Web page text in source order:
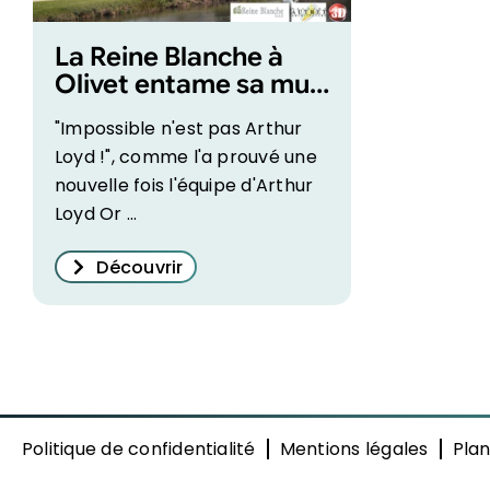
La Reine Blanche à
Olivet entame sa mue
!
"Impossible n'est pas Arthur
Loyd !", comme l'a prouvé une
nouvelle fois l'équipe d'Arthur
Loyd Or ...
Découvrir
Politique de confidentialité Mentions légales